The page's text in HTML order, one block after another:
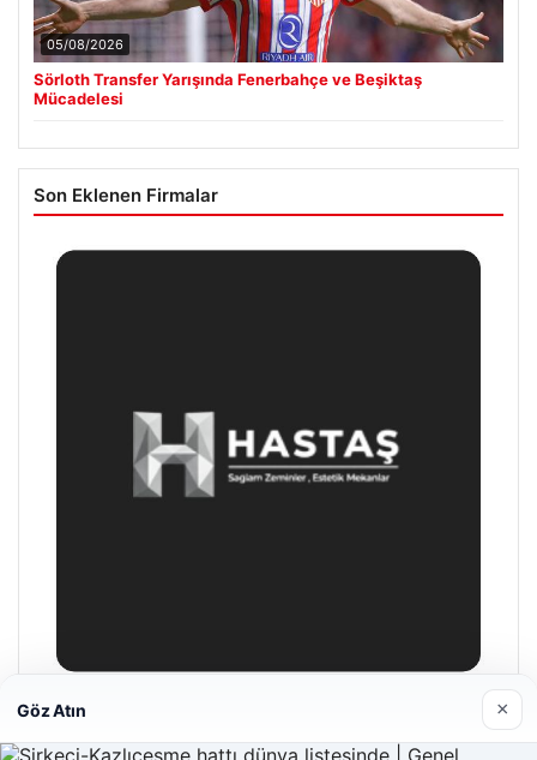
05/08/2026
Sörloth Transfer Yarışında Fenerbahçe ve Beşiktaş
Mücadelesi
Son Eklenen Firmalar
Hastaş Beton
26/05/2026
Göz Atın ×